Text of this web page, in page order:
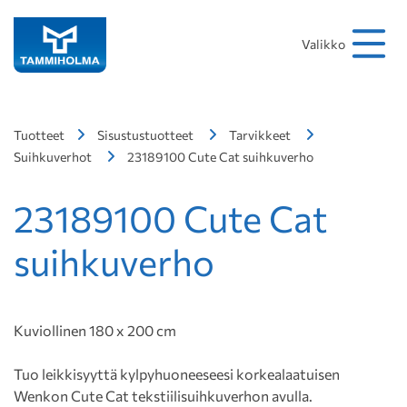
Valikko
Tuotteet Sisustustuotteet
Tarvikkeet
Suihkuverhot
23189100 Cute Cat suihkuverho
23189100 Cute Cat
suihkuverho
Kuviollinen 180 x 200 cm
Tuo leikkisyyttä kylpyhuoneeseesi korkealaatuisen
Wenkon Cute Cat tekstiilisuihkuverhon avulla.